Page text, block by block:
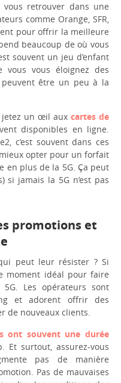
retrouver dans une
comme Orange, SFR,
pour offrir la meilleure
beaucoup de où vous
souvent un jeu d’enfant
vous éloignez des
être un peu à la
jetez un œil auxcartes de
disponibles en ligne.
c’est souvent dans ces
opter pour un forfait
en plus de la 5G. Ça peut
si jamais la 5G n’est pas
promotions et
peut leur résister ? Si
moment idéal pour faire
Les opérateurs sont
et adorent offrir des
de nouveaux clients.
ont souvent une durée
Et surtout, assurez-vous
pas de manière
Pas de mauvaises